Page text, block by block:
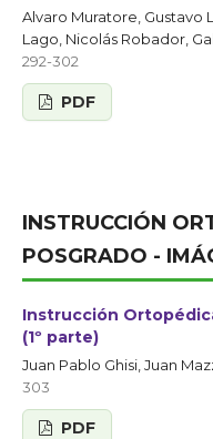
Alvaro Muratore, Gustavo
Lago, Nicolás Robador,
292-302
PDF
INSTRUCCIÓN
POSGRADO -
Instrucción
(1º parte)
Juan Pablo Ghisi, Juan
303
PDF